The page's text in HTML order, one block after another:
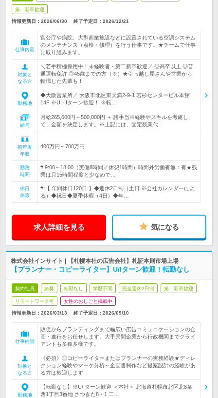
第二新卒歓迎
情報更新日：2026/06/30 終了予定日： 2026/12/21
仕事内容
官公庁や病院、大型商業施設などに設置されている空調システム
のメンテナンス（点検・修理）を行う仕事です。★チームで仕事
に取り組みます。
対象と
なる方
＼若手積極採用中！未経験者・第二新卒歓迎／ ◎高卒以上 ◎普
通運転免許 ◎45歳までの方（※）★引っ越し屋さんや営業から
転職した先輩も！
勤務地
◆大阪営業所／ 大阪市北区東天満2-9-1 若杉センタービル本館
14F ※U・Iターン歓迎！ ※転…
給与
月給265,600円～500,000円 ＋ 諸手当※経験やスキルを考慮し
て、金額を決定します。※上記には、固定残業代…
初年度
年収
400万円～700万円
勤務
時間
# 9:00～18:00（実働8時間／休憩1時間）時間外労働有無：有★残
業は月15時間程度と少なめで…
休日
休暇
# 【 年間休日120日 】◆週休2日制（土日 ※会社カレンダーによ
る）◆祝日◆夏季休暇（4日）◆年…
求人詳細を見る 気になる
株式会社インサイト | 【札幌本社の広告会社】札証本則市場上場
【プランナー・コピーライター】U/Iターン歓迎！転勤なし
契約社員 急募 転勤なし 学歴不問 完全週休2日制 第二新卒歓迎
リモートワーク可 女性のおしごと掲載中
情報更新日：2026/03/13 終了予定日： 2026/09/10
仕事内容
販促からブランディングまで幅広い広告コミュニケーションの企
画・進行をお任せします。大手民間企業から行政機関までクライ
アントも多種多様です。
対象と
なる方
《必須》◎コピーライターまたはプランナーの実務経験★ディレ
クション経験やマーケ分析～企画書制作など提案設計の経験があ
る方は歓迎します
勤務地
【転勤なし】※U/Iターン歓迎 ＜本社＞ 北海道札幌市北区北8条
西1丁目3番地 さつきた8・1 二…